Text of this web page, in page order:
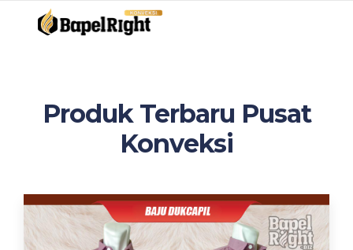
Produk Terbaru Pusat
Konveksi